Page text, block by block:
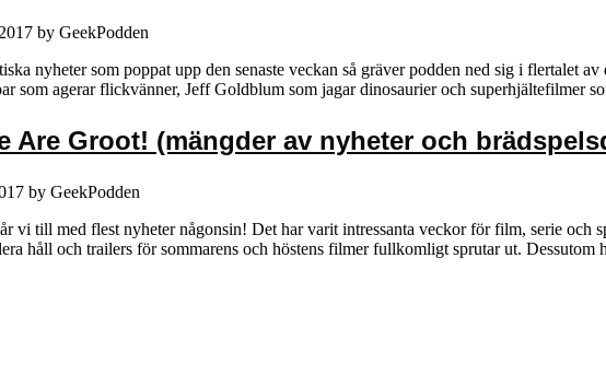
by GeekPodden
nyheter som poppat upp den senaste veckan så gräver podden ned sig i flertalet
som agerar flickvänner, Jeff Goldblum som jagar dinosaurier och superhjältefilmer
Are Groot! (mängder av nyheter och
by GeekPodden
vi till med flest nyheter någonsin! Det har varit intressanta veckor för film, serie
håll och trailers för sommarens och höstens filmer fullkomligt sprutar ut.